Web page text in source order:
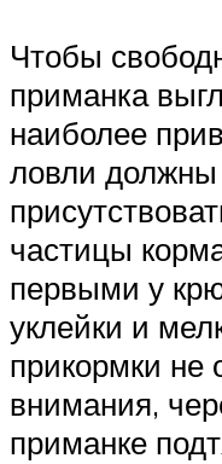
Чтобы
приманка
наиболее
ловли должны
частицы
первыми у
уклейки и
прикормки не
внимания,
приманке